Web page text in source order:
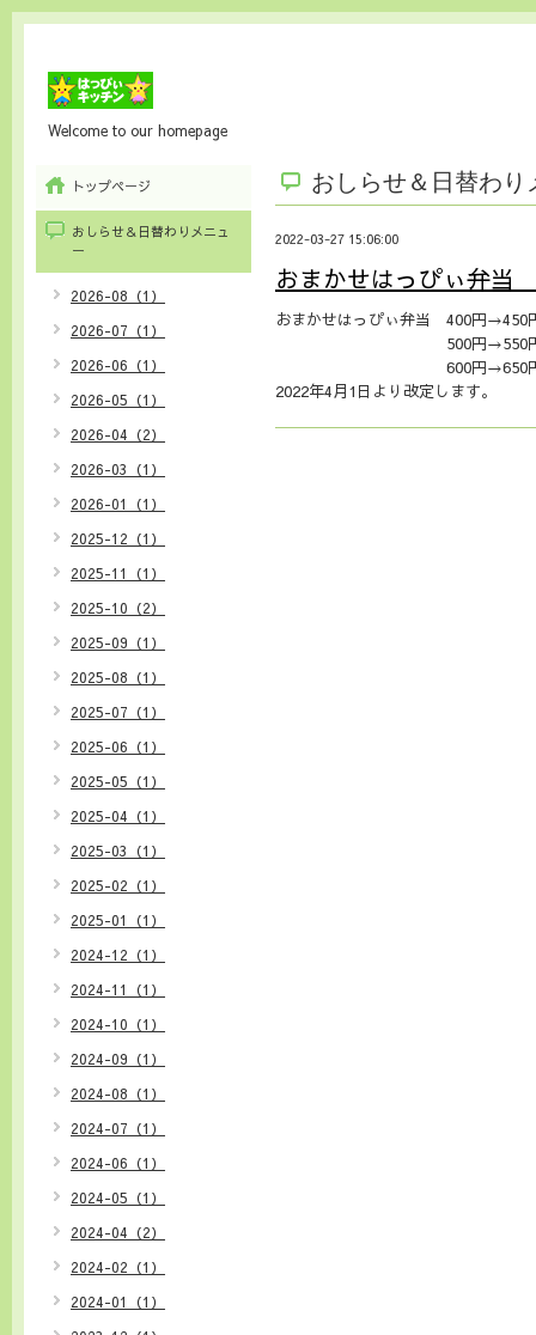
Welcome to our homepage
おしらせ＆日替わり
2022-03-27 15:06:00
おまかせはっぴぃ弁当
おまかせはっぴぃ弁当 400円→450
500円→550
600円→650
2022年4月1日より改定します。
トップページ
おしらせ＆日替わりメニュ
ー
2026-08（1）
2026-07（1）
2026-06（1）
2026-05（1）
2026-04（2）
2026-03（1）
2026-01（1）
2025-12（1）
2025-11（1）
2025-10（2）
2025-09（1）
2025-08（1）
2025-07（1）
2025-06（1）
2025-05（1）
2025-04（1）
2025-03（1）
2025-02（1）
2025-01（1）
2024-12（1）
2024-11（1）
2024-10（1）
2024-09（1）
2024-08（1）
2024-07（1）
2024-06（1）
2024-05（1）
2024-04（2）
2024-02（1）
2024-01（1）